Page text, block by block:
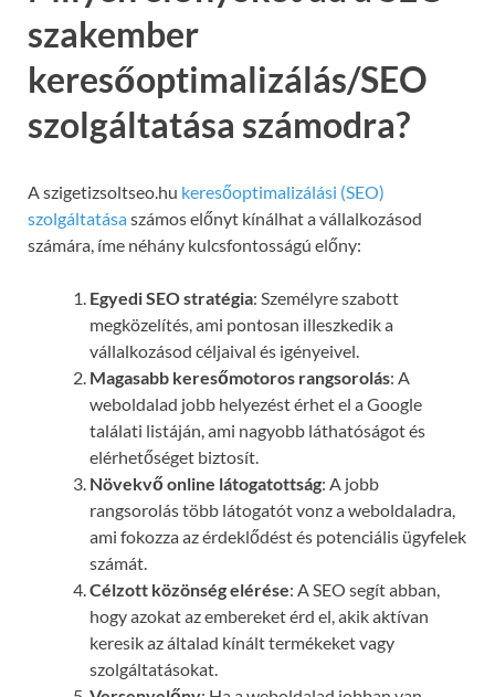
szakember
keresőoptimalizálás/SEO
szolgáltatása számodra?
A szigetizsoltseo.hu keresőoptimalizálási (SEO)
szolgáltatásaszámos előnyt kínálhat a vállalkozásod
számára, íme néhány kulcsfontosságú előny:
Egyedi SEO stratégia: Személyre szabott
megközelítés, ami pontosan illeszkedik a
vállalkozásod céljaival és igényeivel.
Magasabb keresőmotoros rangsorolás: A
weboldalad jobb helyezést érhet el a Google
találati listáján, ami nagyobb láthatóságot és
elérhetőséget biztosít.
Növekvő online látogatottság: A jobb
rangsorolás több látogatót vonz a weboldaladra,
ami fokozza az érdeklődést és potenciális ügyfelek
számát.
Célzott közönség elérése: A SEO segít abban,
hogy azokat az embereket érd el, akik aktívan
keresik az általad kínált termékeket vagy
szolgáltatásokat.